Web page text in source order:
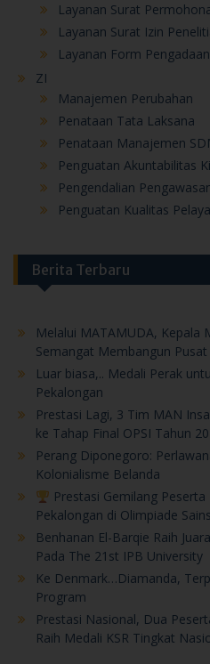
Layanan Surat
Layanan Surat Izin
Layanan Form Pengadaan
ZI
Manajemen Perubahan
Penataan Tata Laksana
Penataan Manajemen
Penguatan Akuntabilitas
Pengendalian
Penguatan Kualitas
Berita Terbaru
Melalui MATAMUDA, Kepala
Semangat Membangun
Luar biasa,.. Medali Perak
Pekalongan
Prestasi Lagi, 3 Tim MAN
ke Tahap Final OPSI Tahun
Perang Diponegoro:
Kolonialisme Belanda
Prestasi Gemilang
Pekalongan di Olimpiade
Benhanan El-Barqie Raih
Pada The 21st IPB University
Ke Denmark…Diamanda,
Program
Prestasi Nasional, Dua
Raih Medali KSR Tingkat